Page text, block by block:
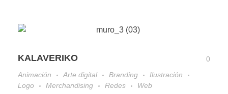
KALAVERIKO
0
Animación
Arte digital Branding
Ilustración
Logo
Merchandising Redes Web